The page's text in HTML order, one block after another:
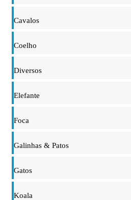
Cavalos
Coelho
Diversos
Elefante
Foca
Galinhas & Patos
Gatos
Koala